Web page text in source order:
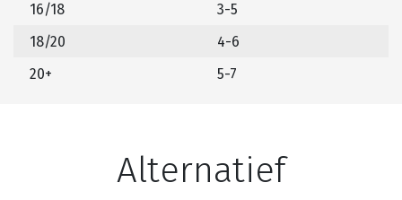
16/18
3-5
18/20
4-6
20+
5-7
Alternatief